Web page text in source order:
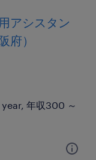
アシスタン
府）
年収300 ～